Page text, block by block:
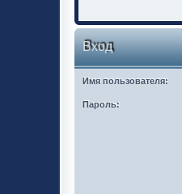
Вход
Имя пользователя:
Пароль: